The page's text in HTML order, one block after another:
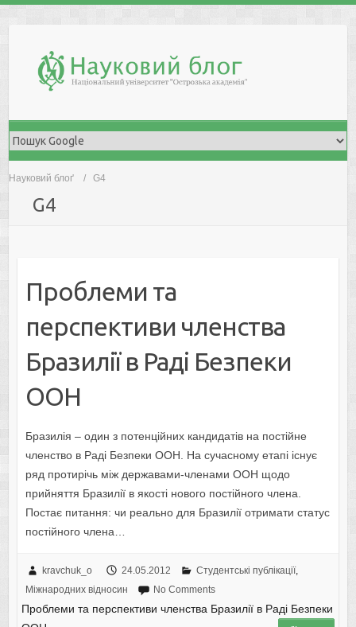
Науковий блоґ G4
G4
Проблеми та
перспективи членства
Бразилії в Раді Безпеки
ООН
Бразилія – один з потенційних кандидатів на постійне
членство в Раді Безпеки ООН. На сучасному етапі існує
ряд протирічь між державами-членами ООН щодо
прийняття Бразилії в якості нового постійного члена.
Постає питання: чи реально для Бразилії отримати статус
постійного члена…
kravchuk_o 24.05.2012 Студентські публікації,
Міжнародних відносин
No Comments
Проблеми та перспективи членства Бразилії в Раді Безпеки